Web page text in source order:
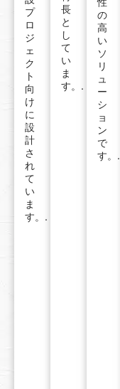
プ
ロ
ジ
ェ
ク
ト
向
け
に
設
計
さ
れ
て
い
ま
す。.
長
と
し
て
い
ま
す。.
の
高
い
ソ
リ
ュ
ー
シ
ョ
ン
で
す。.